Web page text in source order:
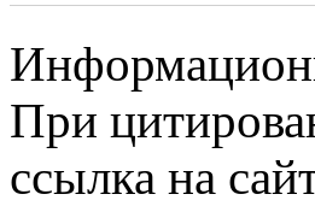
При
ссылка на